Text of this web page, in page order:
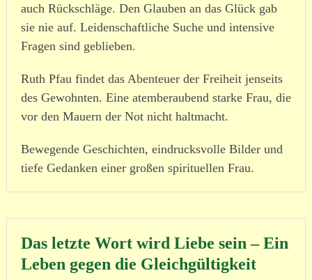
auch Rückschläge. Den Glauben an das Glück gab
sie nie auf. Leidenschaftliche Suche und intensive
Fragen sind geblieben.
Ruth Pfau findet das Abenteuer der Freiheit jenseits
des Gewohnten. Eine atem­be­raubend starke Frau, die
vor den Mauern der Not nicht halt­macht.
Bewegende Geschichten, eindrucks­volle Bilder und
tiefe Gedanken einer großen spiri­tu­ellen Frau.
Das letzte Wort wird Liebe sein – Ein
Leben gegen die Gleichgültigkeit